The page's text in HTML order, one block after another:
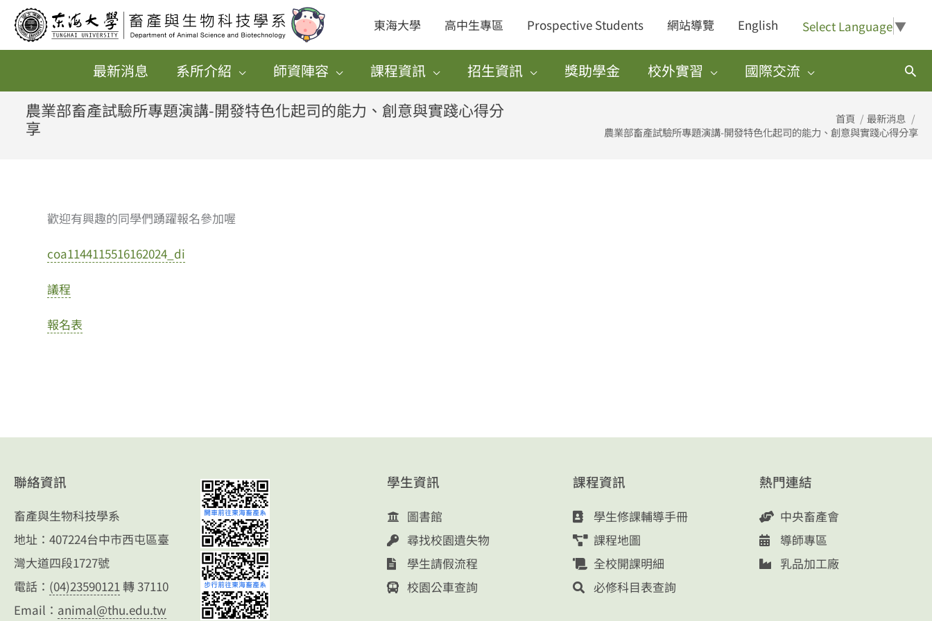
東海大學 高中生專區 Prospective Students 網站導覽 English Select Language▼
最新消息 系所介紹 師資陣容 課程資訊 招生資訊 獎助學金 校外實習 國際交流
搜
尋
農業部畜產試驗所專題演講-開發特色化起司的能力、創意與實踐心得分
享
首頁
最新消息
農業部畜產試驗所專題演講-開發特色化起司的能力、創意與實踐心得分享
歡迎有興趣的同學們踴躍報名參加喔
coa1144115516162024_di
議程
報名表
聯絡資訊
畜產與生物科技學系
地址：407224台中市西屯區臺
灣大道四段1727號
電話： (04)23590121 轉 37110
Email： animal@thu.edu.tw
學生資訊
圖書館
尋找校園遺失物
學生請假流程
校園公車查詢
課程資訊
學生修課輔導手冊
課程地圖
全校開課明細
必修科目表查詢
熱門連結
中央畜產會
導師專區
乳品加工廠